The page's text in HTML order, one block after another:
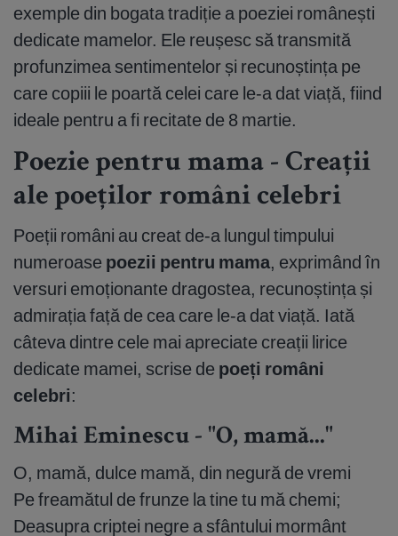
exemple din bogata tradiție a poeziei românești
dedicate mamelor. Ele reușesc să transmită
profunzimea sentimentelor și recunoștința pe
care copiii le poartă celei care le-a dat viață, fiind
ideale pentru a fi recitate de 8 martie.
Poezie pentru mama - Creații
ale poeților români celebri
Poeții români au creat de-a lungul timpului
numeroase poezii pentru mama, exprimând în
versuri emoționante dragostea, recunoștința și
admirația față de cea care le-a dat viață. Iată
câteva dintre cele mai apreciate creații lirice
dedicate mamei, scrise de poeți români
celebri:
Mihai Eminescu - "O, mamă..."
O, mamă, dulce mamă, din negură de vremi
Pe freamătul de frunze la tine tu mă chemi;
Deasupra criptei negre a sfântului mormânt